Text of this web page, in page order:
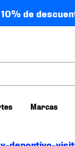
10% de
Marcas